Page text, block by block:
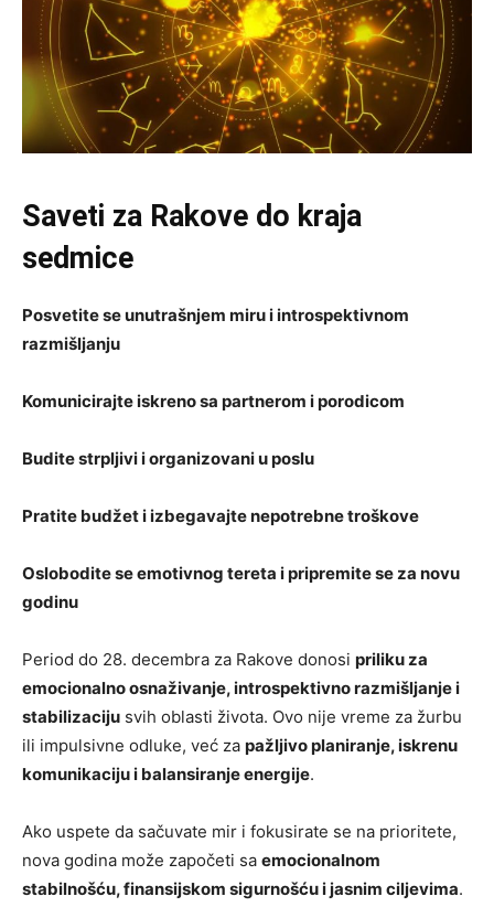
Saveti za Rakove do kraja
sedmice
Posvetite se unutrašnjem miru i introspektivnom
razmišljanju
Komunicirajte iskreno sa partnerom i porodicom
Budite strpljivi i organizovani u poslu
Pratite budžet i izbegavajte nepotrebne troškove
Oslobodite se emotivnog tereta i pripremite se za novu
godinu
Period do 28. decembra za Rakove donosi priliku za
emocionalno osnaživanje, introspektivno razmišljanje i
stabilizaciju svih oblasti života. Ovo nije vreme za žurbu
ili impulsivne odluke, već za pažljivo planiranje, iskrenu
komunikaciju i balansiranje energije.
Ako uspete da sačuvate mir i fokusirate se na prioritete,
nova godina može započeti sa emocionalnom
stabilnošću, finansijskom sigurnošću i jasnim ciljevima.